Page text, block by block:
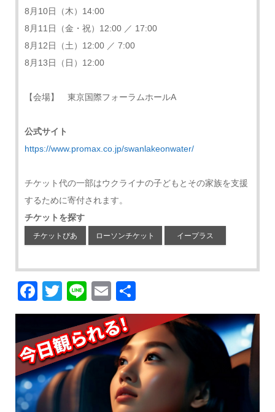
8月10日（木）14:00
8月11日（金・祝）12:00 ／ 17:00
8月12日（土）12:00 ／ 7:00
8月13日（日）12:00
【会場】 東京国際フォーラムホールA
公式サイト
https://www.promax.co.jp/swanlakeonwater/
チケット代の一部はウクライナの子どもとその家族を支援
するために寄付されます。
チケットを探す
チケットぴあ ローソンチケット イープラス
Facebook
Twitter
LineEmail
有